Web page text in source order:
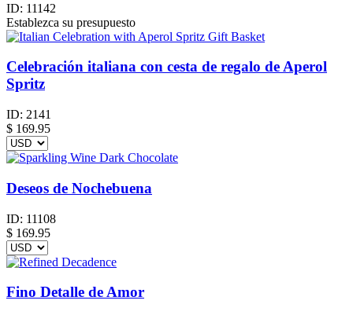
ID: 11142
Establezca su presupuesto
Celebración italiana con cesta de regalo de Aperol
Spritz
ID: 2141
$ 169.95
Deseos de Nochebuena
ID: 11108
$ 169.95
Fino Detalle de Amor